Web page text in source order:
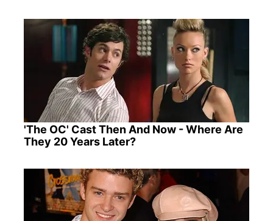
'The OC' Cast Then And Now - Where Are
They 20 Years Later?